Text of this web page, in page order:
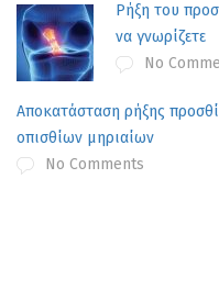
Ρήξη του
να γνωρίζετε
No
Αποκατάσταση ρήξης
οπισθίων μηριαίων
No Comments